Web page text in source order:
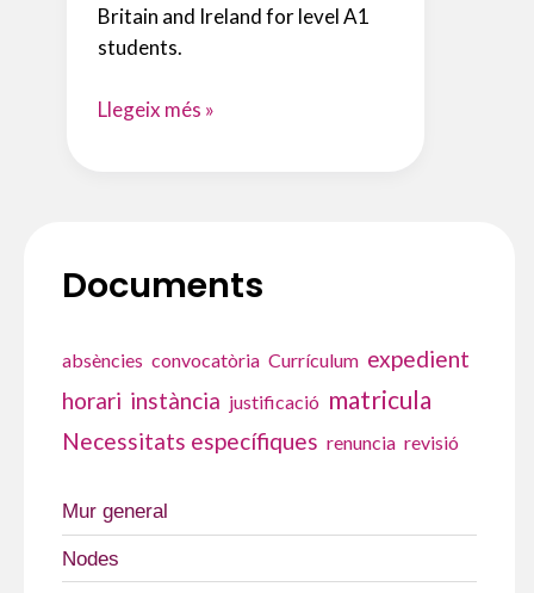
Documents
absències convocatòria Currículum expedient
horari instància justificació matricula
Necessitats específiques renuncia revisió
Mur general
Nodes
Britain and Ireland for level A1
students.
TALES
Llegeix més »